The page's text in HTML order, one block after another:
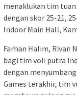
menaklukan tim
dengan skor 25-21,
Indoor Main Hall,
Farhan Halim, Rivan
bagi tim voli putra
dengan
Games terakhir, tim